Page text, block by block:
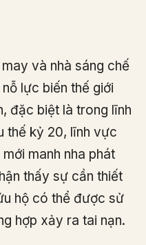
và nhà sáng chế
lực biến thế giới
đặc biệt là trong lĩnh
thế kỷ 20, lĩnh vực
manh nha phát
thấy sự cần thiết
hộ có thể được sử
hợp xảy ra tai nạn.